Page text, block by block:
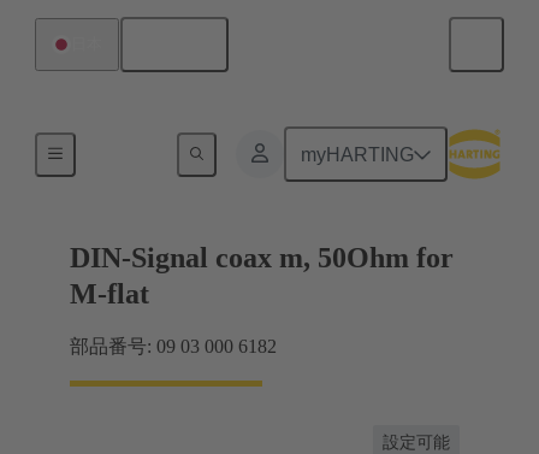
myHARTING
マザーボード ツー ドーターカード接続
DIN-Signal coax m, 50Ohm for
M-flat
部品番号: 09 03 000 6182
設定可能